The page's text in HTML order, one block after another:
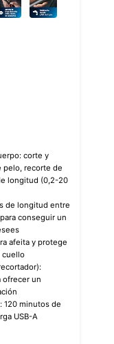
corte y
pelo, recorte de
longitud (0,2-20
de longitud entre
conseguir un
afeita y protege
cuello
ofrecer un
120 minutos de
USB-A